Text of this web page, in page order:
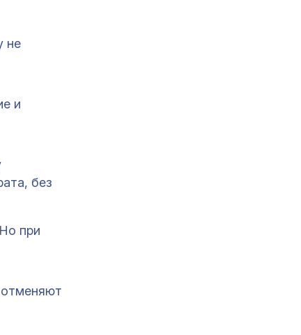
не
и
без
при